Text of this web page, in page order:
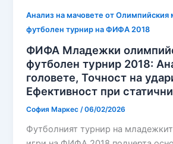
Анализ на мачовете от Олимпийския
футболен турнир на ФИФА 2018
ФИФА Младежки
футболен турнир 2018:
головете, Точност на
Ефективност при
София Маркес/06/02/2026
Футболният турнир на